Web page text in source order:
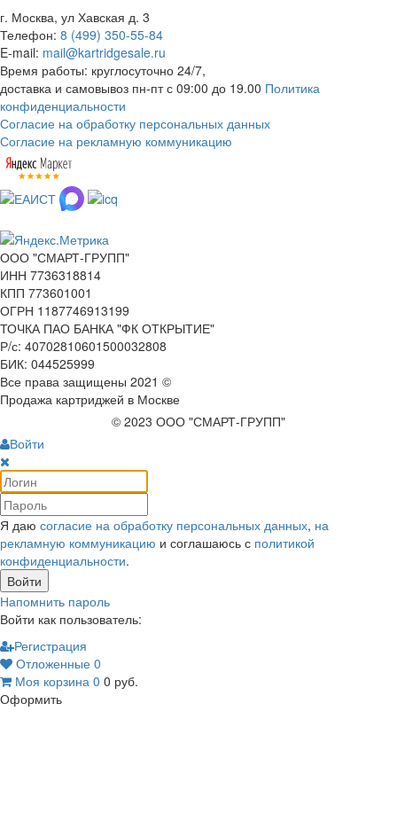
г. Москва, ул Хавская д. 3
Телефон: 8 (499) 350-55-84
E-mail: mail@kartridgesale.ru
Время работы: круглосуточно 24/7,
доставка и самовывоз пн-пт с 09:00 до 19.00 Политика
конфиденциальности
Согласие на обработку персональных данных
Согласие на рекламную коммуникацию
ООО "СМАРТ-ГРУПП"
ИНН 7736318814
КПП 773601001
ОГРН 1187746913199
ТОЧКА ПАО БАНКА "ФК ОТКРЫТИЕ"
Р/с: 40702810601500032808
БИК: 044525999
Все права защищены 2021 ©
Продажа картриджей в Москве
© 2023 ООО "СМАРТ-ГРУПП"
Войти
Я даю согласие на обработку персональных данных, на
рекламную коммуникацию и соглашаюсь с политикой
конфиденциальности.
Войти
Напомнить пароль
Войти как пользователь:
Регистрация
Отложенные 0
Моя корзина 0 0 руб.
Оформить